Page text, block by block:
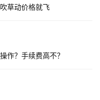
草动价格就飞
作？手续费高不？